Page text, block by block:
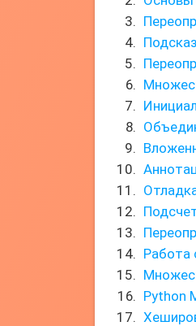
Работа
Python